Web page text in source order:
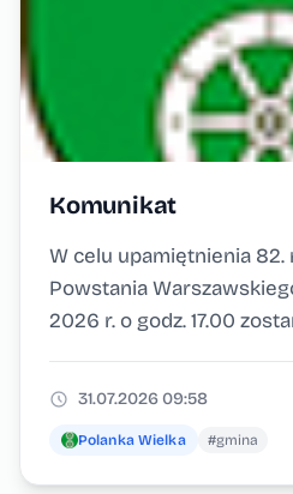
Komunikat
W celu upamiętnienia
Powstania
2026 r. o godz. 17.00
31.07.2026 09:58
Polanka Wielka #gmina